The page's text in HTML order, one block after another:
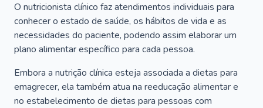
O nutricionista clínico faz atendimentos individuais para
conhecer o estado de saúde, os hábitos de vida e as
necessidades do paciente, podendo assim elaborar um
plano alimentar específico para cada pessoa.
Embora a nutrição clínica esteja associada a dietas para
emagrecer, ela também atua na reeducação alimentar e
no estabelecimento de dietas para pessoas com